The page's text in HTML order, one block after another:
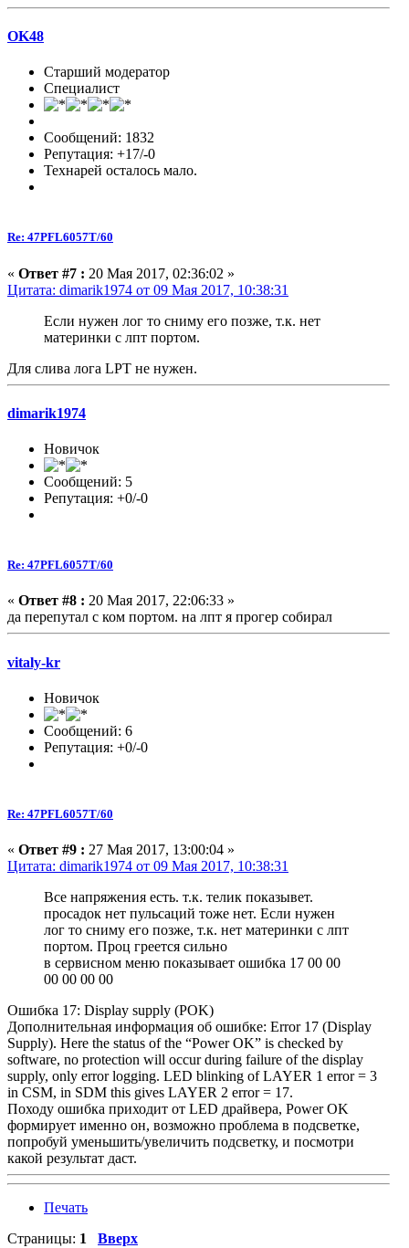
OK48
Старший модератор
Специалист
Сообщений: 1832
Репутация: +17/-0
Технарей осталось мало.
Re: 47PFL6057T/60
« Ответ #7 : 20 Мая 2017, 02:36:02 »
Цитата: dimarik1974 от 09 Мая 2017, 10:38:31
Если нужен лог то сниму его позже, т.к. нет
материнки с лпт портом.
Для слива лога LPT не нужен.
dimarik1974
Новичок
Сообщений: 5
Репутация: +0/-0
Re: 47PFL6057T/60
« Ответ #8 : 20 Мая 2017, 22:06:33 »
да перепутал с ком портом. на лпт я прогер собирал
vitaly-kr
Новичок
Сообщений: 6
Репутация: +0/-0
Re: 47PFL6057T/60
« Ответ #9 : 27 Мая 2017, 13:00:04 »
Цитата: dimarik1974 от 09 Мая 2017, 10:38:31
Все напряжения есть. т.к. телик показывет.
просадок нет пульсаций тоже нет. Если нужен
лог то сниму его позже, т.к. нет материнки с лпт
портом. Проц греется сильно
в сервисном меню показывает ошибка 17 00 00
00 00 00 00
Ошибка 17: Display supply (POK)
Дополнительная информация об ошибке: Error 17 (Display
Supply). Here the status of the “Power OK” is checked by
software, no protection will occur during failure of the display
supply, only error logging. LED blinking of LAYER 1 error = 3
in CSM, in SDM this gives LAYER 2 error = 17.
Походу ошибка приходит от LED драйвера, Power OK
формирует именно он, возможно проблема в подсветке,
попробуй уменьшить/увеличить подсветку, и посмотри
какой результат даст.
Печать
Страницы: 1
Вверх